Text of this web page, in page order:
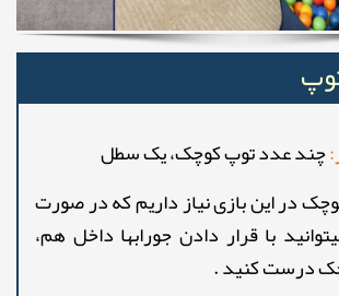
چند عدد توپ کوچک، یک سطل
در این بازی نیاز داریم که در صورت
با قرار دادن جورابها داخل هم،
درست کنید .